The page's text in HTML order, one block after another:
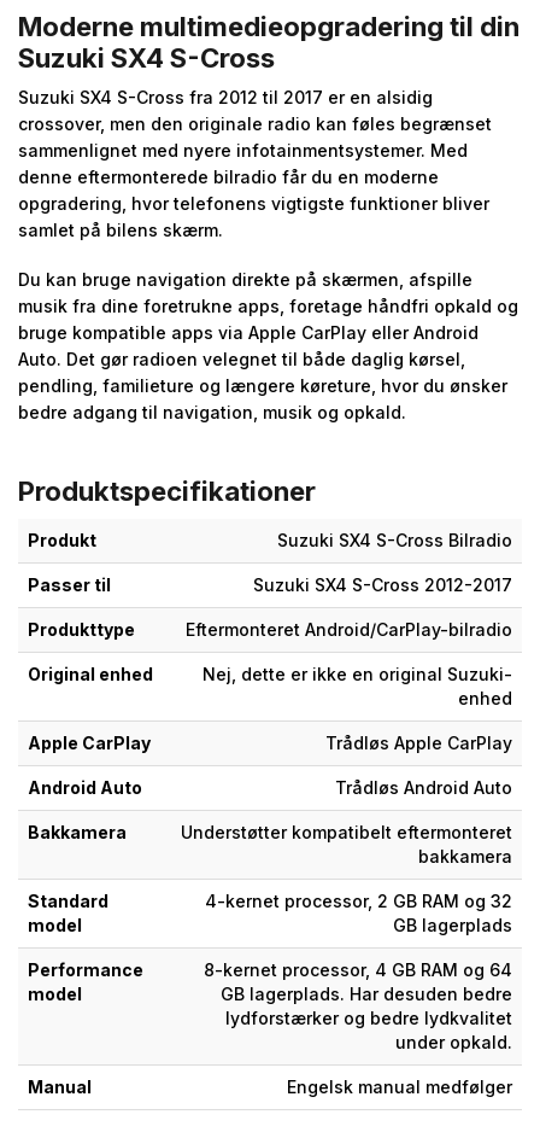
Moderne multimedieopgradering til din
Suzuki SX4 S-Cross
Suzuki SX4 S-Cross fra 2012 til 2017 er en alsidig
crossover, men den originale radio kan føles begrænset
sammenlignet med nyere infotainmentsystemer. Med
denne eftermonterede bilradio får du en moderne
opgradering, hvor telefonens vigtigste funktioner bliver
samlet på bilens skærm.
Du kan bruge navigation direkte på skærmen, afspille
musik fra dine foretrukne apps, foretage håndfri opkald og
bruge kompatible apps via Apple CarPlay eller Android
Auto. Det gør radioen velegnet til både daglig kørsel,
pendling, familieture og længere køreture, hvor du ønsker
bedre adgang til navigation, musik og opkald.
Produktspecifikationer
Produkt Suzuki SX4 S-Cross Bilradio
Passer til Suzuki SX4 S-Cross 2012-2017
Produkttype Eftermonteret Android/CarPlay-bilradio
Original enhed
Nej, dette er ikke en original Suzuki-
enhed
Apple CarPlay Trådløs Apple CarPlay
Android Auto Trådløs Android Auto
Bakkamera
Understøtter kompatibelt eftermonteret
bakkamera
Standard
model
4-kernet processor, 2 GB RAM og 32
GB lagerplads
Performance
model
8-kernet processor, 4 GB RAM og 64
GB lagerplads. Har desuden bedre
lydforstærker og bedre lydkvalitet
under opkald.
Manual Engelsk manual medfølger